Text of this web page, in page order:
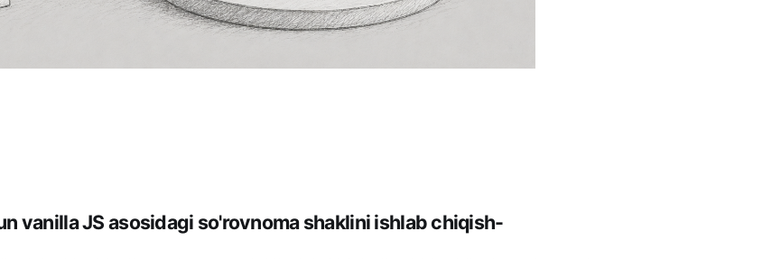
vanilla JS asosidagi so'rovnoma shaklini ishlab chiqish-